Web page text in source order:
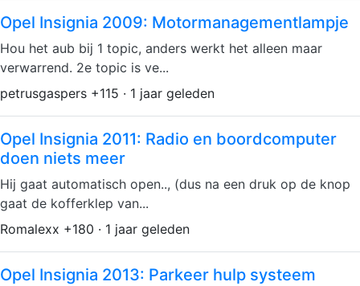
Opel Insignia 2009: Motormanagementlampje
Hou het aub bij 1 topic, anders werkt het alleen maar
verwarrend. 2e topic is ve...
petrusgaspers +115 · 1 jaar geleden
Opel Insignia 2011: Radio en boordcomputer
doen niets meer
Hij gaat automatisch open.., (dus na een druk op de knop
gaat de kofferklep van...
Romalexx +180 · 1 jaar geleden
Opel Insignia 2013: Parkeer hulp systeem